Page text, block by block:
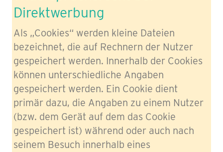
Direktwerbung
Als „Cookies“ werden kleine Dateien
bezeichnet, die auf Rechnern der Nutzer
gespeichert werden. Innerhalb der Cookies
können unterschiedliche Angaben
gespeichert werden. Ein Cookie dient
primär dazu, die Angaben zu einem Nutzer
(bzw. dem Gerät auf dem das Cookie
gespeichert ist) während oder auch nach
seinem Besuch innerhalb eines